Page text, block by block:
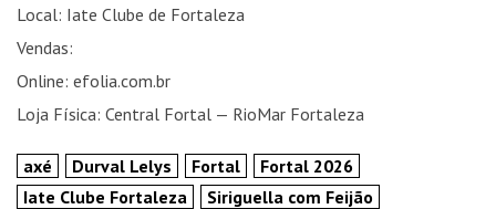
Local: Iate Clube de Fortaleza
Vendas:
Online: efolia.com.br
Loja Física: Central Fortal — RioMar Fortaleza
axé Durval Lelys Fortal
Fortal 2026
Iate Clube Fortaleza
Siriguella com Feijão